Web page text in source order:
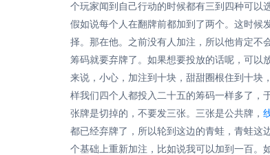
个玩家闻到自己行动的时候都有三到四种可以
假如说每个人在翻牌前都加到了两个。这时候
择。那在他。之前没有人加注，所以他肯定不
筹码就要弃牌了。如果想要投放的话呢，可以
来说，小心，加注到十块，甜甜圈根住到十块
样我们四个人都投入二十五的筹码一样多了，
张牌是切掉的，不要发三张。三张是公共牌，
都已经弃牌了，所以轮到这边的青蛙，青蛙这
个基础上重新加注，比如说我可以加到一百。